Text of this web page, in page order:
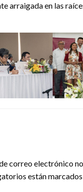
arraigada en las
correo electrónico
están